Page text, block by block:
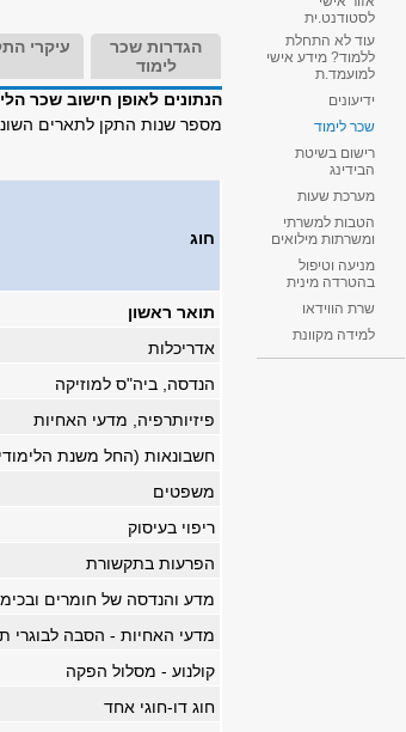
לסטודנט.ית
עוד לא התחלת
ללמוד? מידע אישי
למועמד.ת
ידיעונים
שכר לימוד
רישום בשיטת
הבידינג
מערכת שעות
הטבות למשרתי
ומשרתות מילואים
מניעה וטיפול
בהטרדה מינית
שרת הווידאו
למידה מקוונת
הגדרות שכר
לימוד
עיקרי
הנתונים לאופן חישוב שכר
מספר שנות התקן לתארים
חוג
תואר ראשון
אדריכלות
הנדסה, ביה"ס למוזיקה
פיזיותרפיה, מדעי האחיות
חשבונאות (החל משנת
משפטים
ריפוי בעיסוק
הפרעות בתקשורת
מדע והנדסה של חומרים
מדעי האחיות - הסבה לבוגרי
קולנוע - מסלול הפקה
חוג דו-חוגי אחד